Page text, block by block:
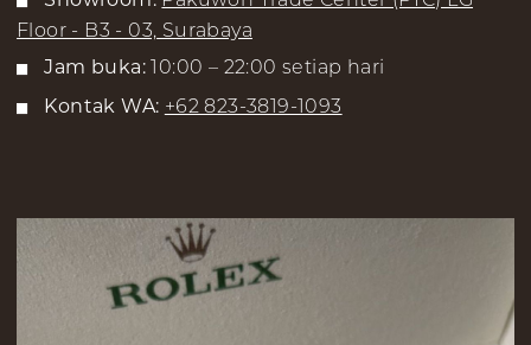
Floor - B3 - 03, Surabaya
Jam buka:10:00 – 22:00 setiap hari
Kontak WA: +62 823-3819-1093